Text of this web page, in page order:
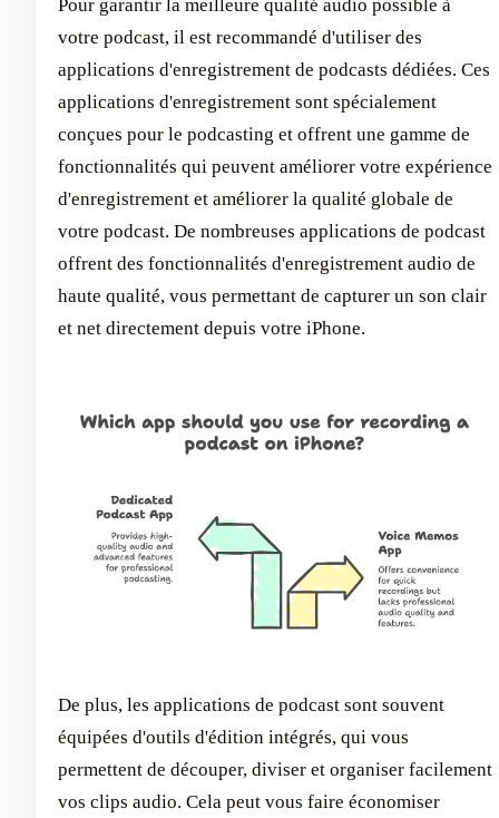
Pour garantir la meilleure qualité audio possible à
votre podcast, il est recommandé d'utiliser des
applications d'enregistrement de podcasts dédiées. Ces
applications d'enregistrement sont spécialement
conçues pour le podcasting et offrent une gamme de
fonctionnalités qui peuvent améliorer votre expérience
d'enregistrement et améliorer la qualité globale de
votre podcast. De nombreuses applications de podcast
offrent des fonctionnalités d'enregistrement audio de
haute qualité, vous permettant de capturer un son clair
et net directement depuis votre iPhone.
De plus, les applications de podcast sont souvent
équipées d'outils d'édition intégrés, qui vous
permettent de découper, diviser et organiser facilement
vos clips audio. Cela peut vous faire économiser